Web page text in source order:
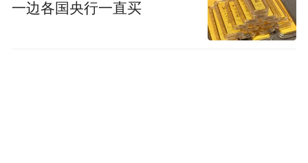
一边各国央行一直买